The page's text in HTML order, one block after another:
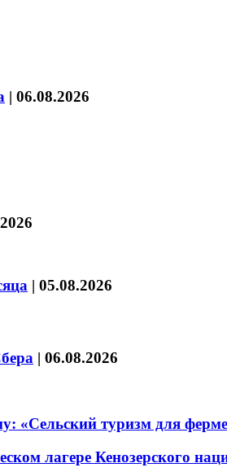
| 06.08.2026
| 05.08.2026
| 06.08.2026
«Сельский туризм для
лагере Кенозерского